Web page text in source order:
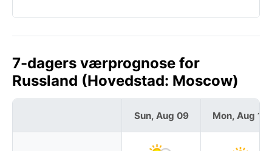
7-dagers værprognose for
Russland (Hovedstad: Moscow)
Sun, Aug 09 Mon, Aug 10